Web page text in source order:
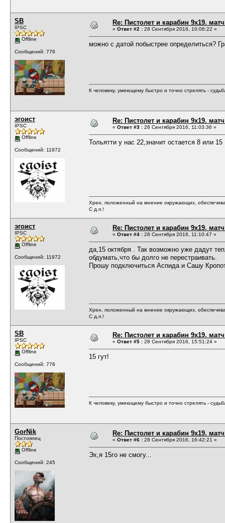
SB
IPSC
Offline
Сообщений: 776
Re: Пистолет и карабин 9х19.
« Ответ #2 : 28 Сентября 2016, 10:06:22 »
можно с датой побыстрее определиться?
К человеку, умеющему быстро и точно стрелять -
эгоист
IPSC
Offline
Сообщений: 11972
Re: Пистолет и карабин 9х19.
« Ответ #3 : 28 Сентября 2016, 11:03:36 »
Тольятти у нас 22,значит остается 8 или
Хрен, положенный на мнение окружающих,
С д.п.!
эгоист
IPSC
Offline
Сообщений: 11972
Re: Пистолет и карабин 9х19.
« Ответ #4 : 28 Сентября 2016, 11:10:47 »
да,15 октября . Так возможно уже дадут
обдумать,что бы долго не перестраивать.
Прошу подключиться Аспида и Сашу
Хрен, положенный на мнение окружающих,
С д.п.!
SB
IPSC
Offline
Сообщений: 776
Re: Пистолет и карабин 9х19.
« Ответ #5 : 28 Сентября 2016, 15:51:24 »
15 гут!
К человеку, умеющему быстро и точно стрелять -
GorNik
Постоялец
Offline
Сообщений: 245
Re: Пистолет и карабин 9х19.
« Ответ #6 : 28 Сентября 2016, 16:42:21 »
Эх,я 15го не смогу...